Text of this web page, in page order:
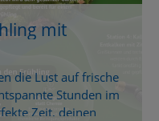
mit
die Lust auf frische
Stunden im
Zeit, deinen